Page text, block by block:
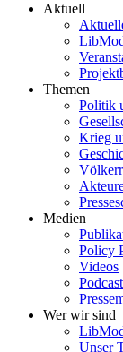
Aktuell
Themen
Politik
Krieg
Medien
Policy
Videos
Wer wir sind
Unser